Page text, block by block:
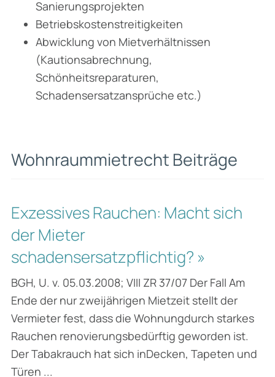
Sanierungsprojekten
Betriebskostenstreitigkeiten
Abwicklung von Mietverhältnissen
(Kautionsabrechnung,
Schönheitsreparaturen,
Schadensersatzansprüche etc.)
Wohnraummietrecht Beiträge
Exzessives Rauchen: Macht sich
der Mieter
schadensersatzpflichtig? »
BGH, U. v. 05.03.2008; VIII ZR 37/07 Der Fall Am
Ende der nur zweijährigen Mietzeit stellt der
Vermieter fest, dass die Wohnungdurch starkes
Rauchen renovierungsbedürftig geworden ist.
Der Tabakrauch hat sich inDecken, Tapeten und
Türen ...